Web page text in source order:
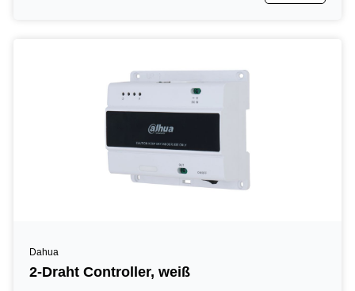
Dahua
2-Draht Controller, weiß